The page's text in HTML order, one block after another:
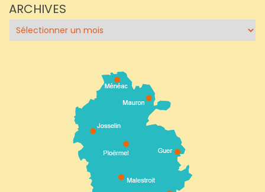
ARCHIVES
Archives